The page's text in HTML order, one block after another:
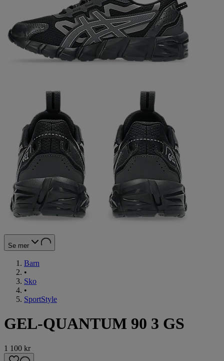
Se mer
Barn
•
Sko
•
SportStyle
GEL-QUANTUM 90 3 GS
1 100 kr